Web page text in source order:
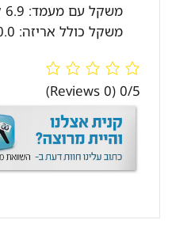
משקל עם מעמד: 6.9 ק”ג
משקל כולל אריזה: 10.0 ק”ג
0/5
(0 Reviews)